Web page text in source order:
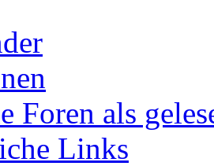
Foren als
Links